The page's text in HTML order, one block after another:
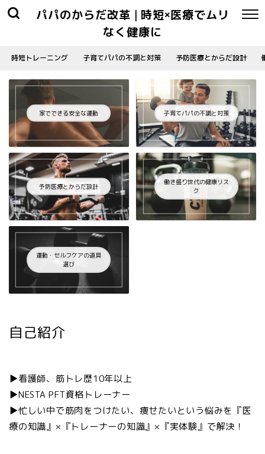
パパのからだ改革 | 時短×医療でムリ
なく健康に
時短トレーニング 子育てパパの不調と対策 予防医療とからだ設計
家でできる安全な運動 子育てパパの不調と対策
予防医療とからだ設計
働き盛り世代の健康リス
ク
運動・セルフケアの道具
選び
自己紹介
▶︎看護師、筋トレ歴10年以上
▶︎NESTA PFT資格トレーナー
▶︎忙しい中で筋肉をつけたい、痩せたいという悩みを『医
療の知識』×『トレーナーの知識』×『実体験』で解決！